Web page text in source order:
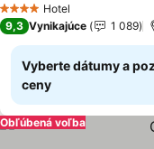
4 Počet hviezdičiek
Hotel
9,3 Vynikajúce 1 089
Vyberte dátumy a
ceny
Obľúbená voľba